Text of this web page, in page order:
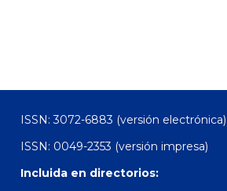
ISSN: 3072-6883 (versión electrónica)
ISSN: 0049-2353 (versión impresa)
Incluida en directorios: